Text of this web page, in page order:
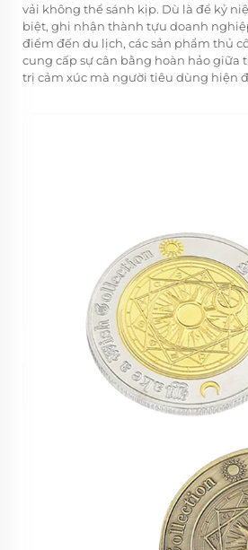
vải không thể sánh kịp. Dù là để kỷ
biệt, ghi nhận thành tựu doanh
điểm đến du lịch, các sản phẩm thủ
cung cấp sự cân bằng hoàn hảo giữa
trị cảm xúc mà người tiêu dùng hiện